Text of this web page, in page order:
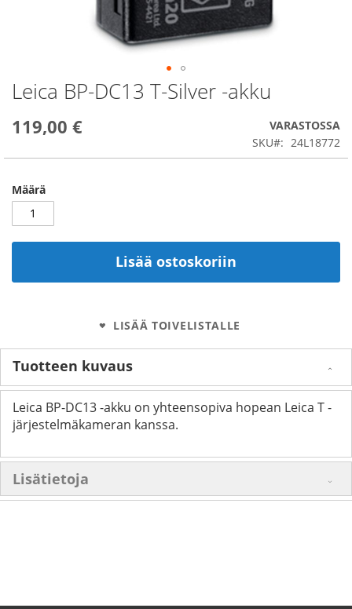
Leica BP-DC13 T-Silver -akku
119,00 €
VARASTOSSA
SKU
24L18772
Määrä
Lisää ostoskoriin
LISÄÄ TOIVELISTALLE
Skip
to
beginning
the
gallery
Tuotteen kuvaus
Leica BP-DC13 -akku on yhteensopiva hopean Leica T -
järjestelmäkameran kanssa.
Lisätietoja